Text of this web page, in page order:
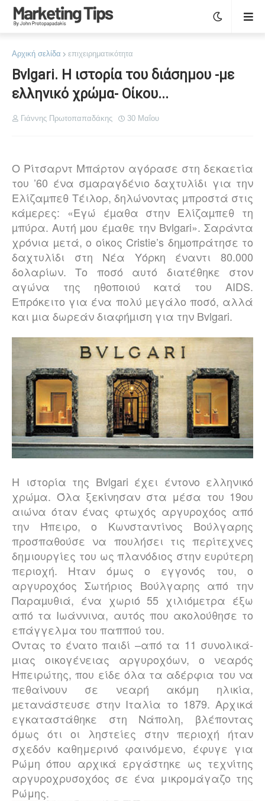
Αρχική σελίδα επιχειρηματικότητα
Bvlgari. Η ιστορία του διάσημου -με
ελληνικό χρώμα- Οίκου...
Γιάννης Πρωτοπαπαδάκης 30 Μαΐου
Ο Ρίτσαρντ Μπάρτον αγόρασε στη δεκαετία
του ’60 ένα σµαραγδένιο δαχτυλίδι για την
Ελίζαµπεθ Τέιλορ, δηλώνοντας µπροστά στις
κάµερες: «Εγώ έµαθα στην Ελίζαµπεθ τη
µπύρα. Αυτή µου έµαθε την Bvlgari». Σαράντα
χρόνια µετά, ο οίκος Cristie’s δηµοπράτησε το
δαχτυλίδι στη Νέα Υόρκη έναντι 80.000
δολαρίων. Το ποσό αυτό διατέθηκε στον
αγώνα της ηθοποιού κατά του AIDS.
Επρόκειτο για ένα πολύ µεγάλο ποσό, αλλά
και µια δωρεάν διαφήµιση για την Bvlgari.
Η ιστορία της Bvlgari έχει έντονο ελληνικό
χρώµα. Όλα ξεκίνησαν στα μέσα του 19ου
αιώνα όταν ένας φτωχός αργυροχόος από
την Ήπειρο, ο Κωνσταντίνος Βούλγαρης
προσπαθούσε να πουλήσει τις περίτεχνες
δημιουργίες του ως πλανόδιος στην ευρύτερη
περιοχή. Ηταν όμως ο εγγονός του, ο
αργυροχόος Σωτήριος Βούλγαρης από την
Παραµυθιά, ένα χωριό 55 χιλιόµετρα έξω
από τα Ιωάννινα, αυτός που ακολούθησε το
επάγγελμα του παππού του.
Όντας το ένατο παιδί –από τα 11 συνολικά-
µιας οικογένειας αργυροχόων, ο νεαρός
Ηπειρώτης, που είδε όλα τα αδέρφια του να
πεθαίνουν σε νεαρή ακόμη ηλικία,
µετανάστευσε στην Ιταλία το 1879. Αρχικά
εγκαταστάθηκε στη Νάπολη, βλέποντας
όμως ότι οι ληστείες στην περιοχή ήταν
σχεδόν καθημερινό φαινόμενο, έφυγε για
Ρώμη όπου αρχικά εργάστηκε ως τεχνίτης
αργυροχρυσοχόος σε ένα μικρομάγαζο της
Ρώμης.